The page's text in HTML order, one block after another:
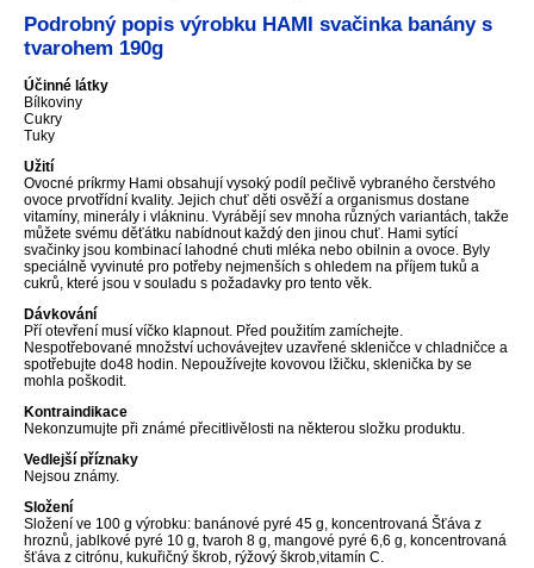
Podrobný popis výrobku HAMI svačinka banány s
tvarohem 190g
Účinné látky
Bílkoviny
Cukry
Tuky
Užití
Ovocné príkrmy Hami obsahují vysoký podíl pečlivě vybraného čerstvého
ovoce prvotřídní kvality. Jejich chuť děti osvěží a organismus dostane
vitamíny, minerály i vlákninu. Vyrábějí sev mnoha různých variantách, takže
můžete svému děťátku nabídnout každý den jinou chuť. Hami sytící
svačinky jsou kombinací lahodné chuti mléka nebo obilnin a ovoce. Byly
speciálně vyvinuté pro potřeby nejmenších s ohledem na příjem tuků a
cukrů, které jsou v souladu s požadavky pro tento věk.
Dávkování
Pří otevření musí víčko klapnout. Před použitím zamíchejte.
Nespotřebované množství uchovávejtev uzavřené skleničce v chladničce a
spotřebujte do48 hodin. Nepoužívejte kovovou lžičku, sklenička by se
mohla poškodit.
Kontraindikace
Nekonzumujte při známé přecitlivělosti na některou složku produktu.
Vedlejší příznaky
Nejsou známy.
Složení
Složení ve 100 g výrobku: banánové pyré 45 g, koncentrovaná Šťáva z
hroznů, jablkové pyré 10 g, tvaroh 8 g, mangové pyré 6,6 g, koncentrovaná
šťáva z citrónu, kukuřičný škrob, rýžový škrob,vitamín C.